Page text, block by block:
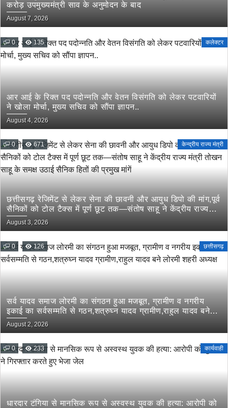
करोड़ उपमुख्यमंत्री साव के अनुमोदन के बाद
August 7, 2026
0 135 कलेक्टर
आर आई के रिक्त पद पदोन्नति और वेतन विसंगति को लेकर पटवारियों
ने खोला मोर्चा, मुख्य सचिव को सौंपा ज्ञापन..
August 4, 2026
0 671 केन्द्रीय राज्य मंत्री
छत्तीसगढ़ रेजिमेंट से लेकर सेना की छावनी और आयुध डिपो की मांग,पूर्व
सैनिकों को टोल टैक्स में पूर्ण छूट तक—संतोष साहू ने केंद्रीय राज्य
मंत्री तोखन साहू के समक्ष उठाई सैनिक हितों की प्रमुख मांगें
August 3, 2026
0 126 छत्तीसगढ़
सर्व यादव समाज लोरमी का संगठन हुआ मजबूत, ग्रामीण व नगरीय
इकाई का सर्वसम्मति से गठन,शत्रुघ्न यादव ग्रामीण,राहुल यादव बने
लोरमी शहरी अध्यक्ष
August 2, 2026
0 233 कार्यवाही
धारदार टंगिया से मानसिक रूप से अस्वस्थ युवक की हत्या: आरोपी को